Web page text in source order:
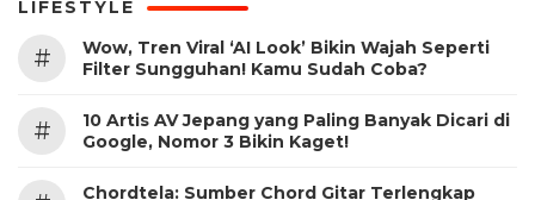
LIFESTYLE
#
Wow, Tren Viral ‘AI Look’ Bikin Wajah Seperti
Filter Sungguhan! Kamu Sudah Coba?
#
10 Artis AV Jepang yang Paling Banyak Dicari di
Google, Nomor 3 Bikin Kaget!
Chordtela: Sumber Chord Gitar Terlengkap